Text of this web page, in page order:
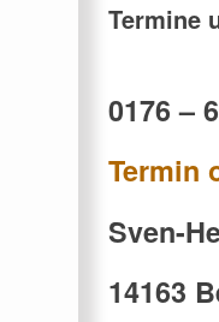
Termine
0176 –
Termin
Sven-
14163